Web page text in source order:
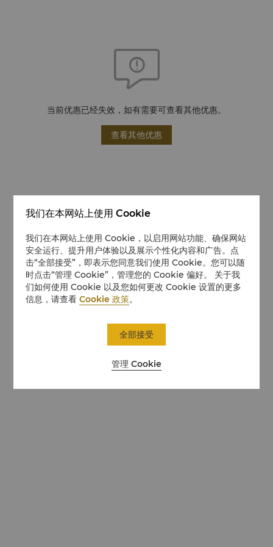
当前优惠已经失效，如有需要可查看其他优惠。
查看其他优惠
我们在本网站上使用 Cookie
我们在本网站上使用 Cookie，以启用网站功能、确保网站
安全运行、提升用户体验以及展示个性化内容和广告。点
击“全部接受”，即表示您同意我们使用 Cookie。您可以随
时点击“管理 Cookie”，管理您的 Cookie 偏好。 关于我
们如何使用 Cookie 以及您如何更改 Cookie 设置的更多
信息，请查看Cookie 政策。
管理 Cookie
全部接受